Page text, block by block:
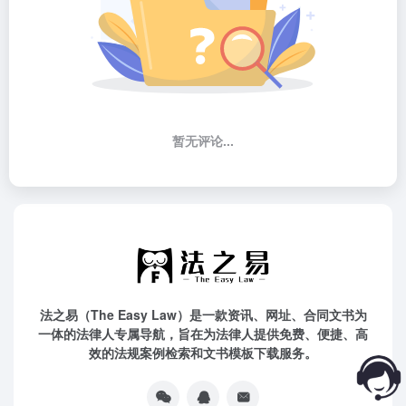
暂无评论...
法之易（The Easy Law）是一款资讯、网址、合同文书为
一体的法律人专属导航，旨在为法律人提供免费、便捷、高
效的法规案例检索和文书模板下载服务。